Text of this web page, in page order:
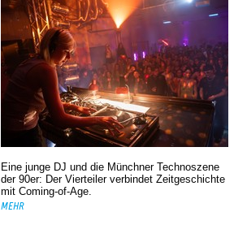
Eine junge DJ und die Münchner Technoszene
der 90er: Der Vierteiler verbindet Zeitgeschichte
mit Coming-of-Age.
MEHR